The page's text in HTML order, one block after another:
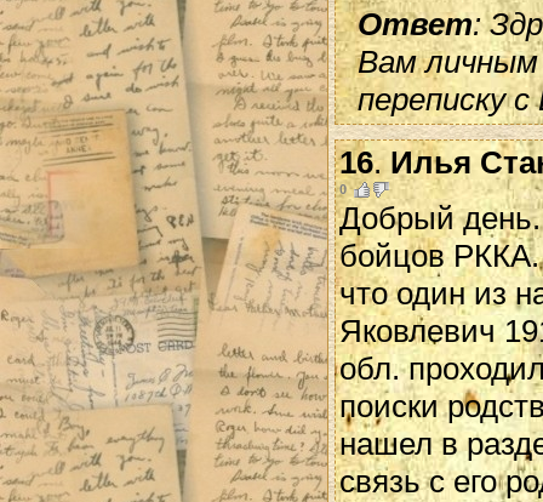
Ответ:
Вам личным
переписку
16. Илья
0
Добрый день.
бойцов РККА.
что один из
Яковлевич
обл.
поиски
нашел в
связь с его